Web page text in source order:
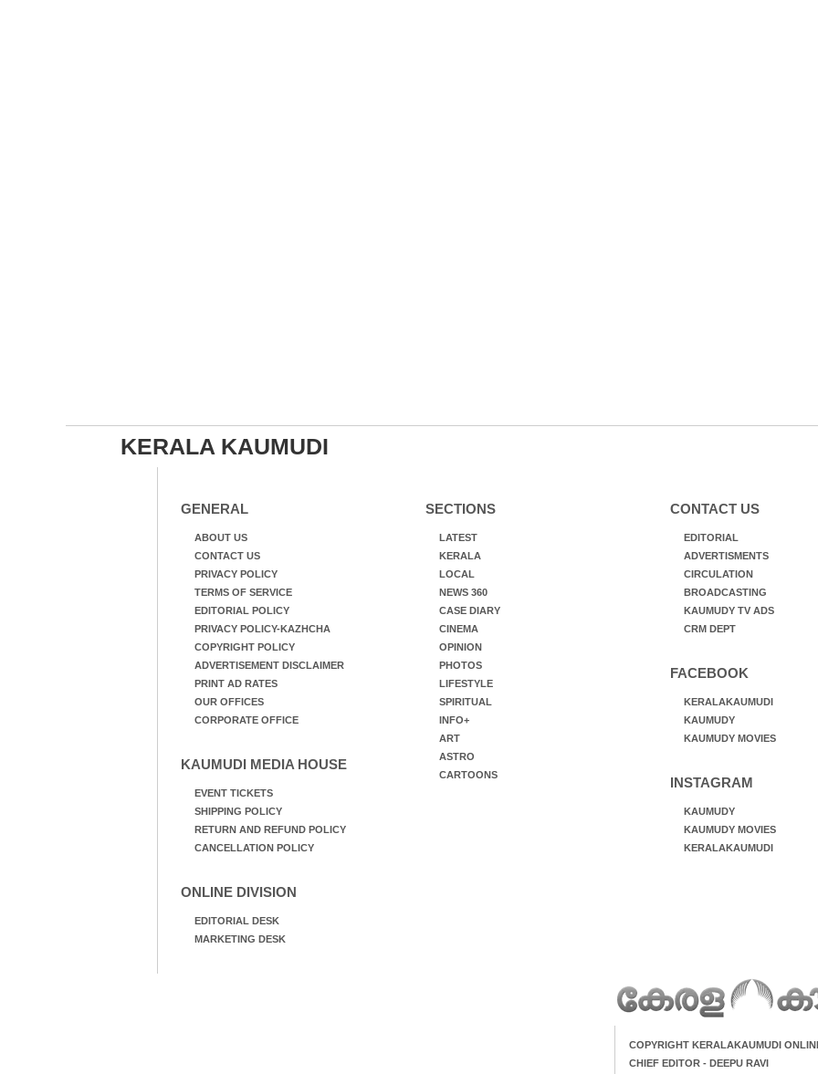
KERALA KAUMUDI
GENERAL
ABOUT US
CONTACT US
PRIVACY POLICY
TERMS OF SERVICE
EDITORIAL POLICY
PRIVACY POLICY-KAZHCHA
COPYRIGHT POLICY
ADVERTISEMENT DISCLAIMER
PRINT AD RATES
OUR OFFICES
CORPORATE OFFICE
KAUMUDI MEDIA HOUSE
EVENT TICKETS
SHIPPING POLICY
RETURN AND REFUND POLICY
CANCELLATION POLICY
ONLINE DIVISION
EDITORIAL DESK
MARKETING DESK
SECTIONS
LATEST
KERALA
LOCAL
NEWS 360
CASE DIARY
CINEMA
OPINION
PHOTOS
LIFESTYLE
SPIRITUAL
INFO+
ART
ASTRO
CARTOONS
CONTACT US
EDITORIAL
ADVERTISMENTS
CIRCULATION
BROADCASTING
KAUMUDY TV ADS
CRM DEPT
FACEBOOK
KERALAKAUMUDI
KAUMUDY
KAUMUDY MOVIES
INSTAGRAM
KAUMUDY
KAUMUDY MOVIES
KERALAKAUMUDI
COPYRIGHT KERALAKAUMUDI
CHIEF EDITOR - DEEPU RAVI